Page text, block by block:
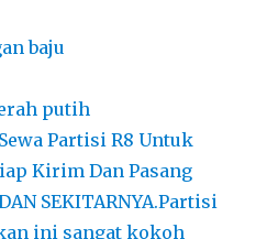
baju
putih
Partisi R8 Untuk
Kirim Dan Pasang
SEKITARNYA.Partisi
ini sangat kokoh